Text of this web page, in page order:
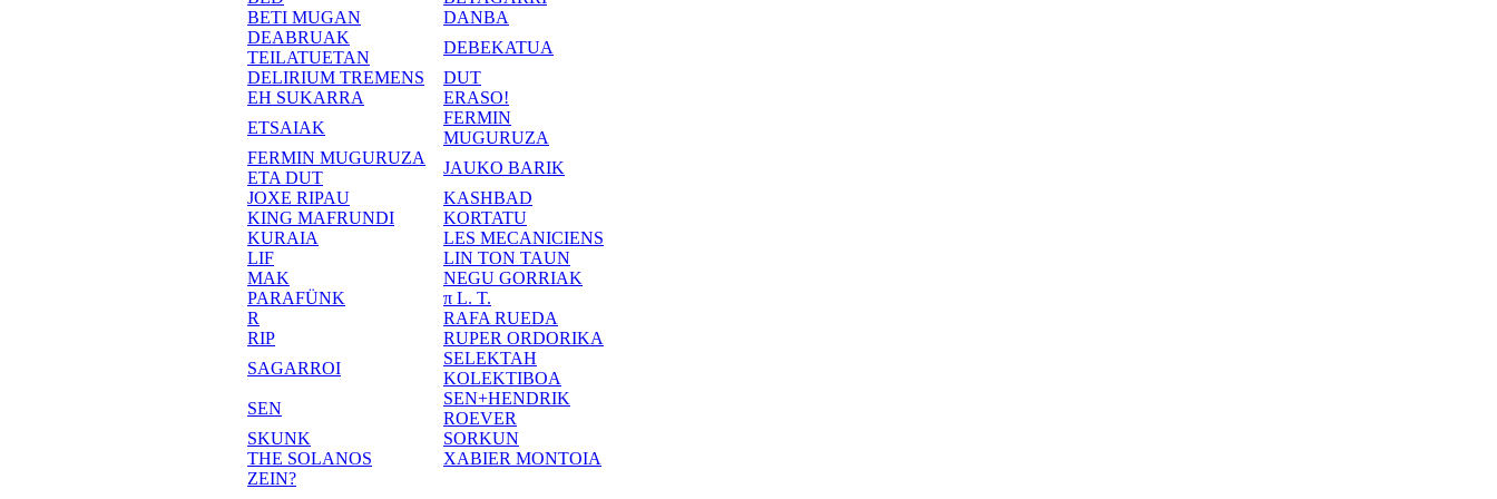
BETI MUGAN
DANBA
DEABRUAK
TEILATUETAN
DEBEKATUA
DELIRIUM TREMENS
DUT
EH SUKARRA
ERASO!
ETSAIAK
FERMIN
MUGURUZA
FERMIN MUGURUZA
ETA DUT
JAUKO BARIK
JOXE RIPAU
KASHBAD
KING MAFRUNDI
KORTATU
KURAIA
LES MECANICIENS
LIF
LIN TON TAUN
MAK
NEGU GORRIAK
PARAFÜNK
π L. T.
R
RAFA RUEDA
RIP
RUPER ORDORIKA
SAGARROI
SELEKTAH
KOLEKTIBOA
SEN
SEN+HENDRIK
ROEVER
SKUNK
SORKUN
THE SOLANOS
XABIER MONTOIA
ZEIN?